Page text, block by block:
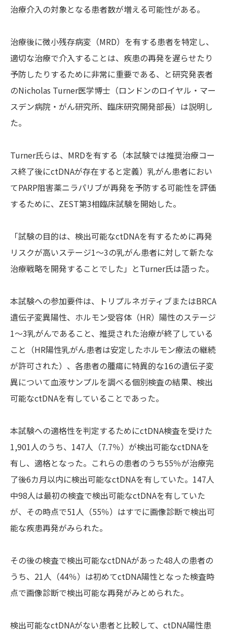
治療介入の対象となる患者数が増える可能性がある。
治療後に微小残存病変（MRD）を有する患者を特定し、
適切な治療で介入することは、疾患の再発を遅らせたり
予防したりするために非常に重要である、と研究発表者
のNicholas Turner医学博士（ロンドンのロイヤル・マー
スデン病院・がん研究所、臨床研究開発部長）は説明し
た。
Turner氏らは、MRDを有する（本試験では推奨治療コー
ス終了後にctDNAが存在すると定義）乳がん患者におい
てPARP阻害薬ニラパリブが再発を予防する可能性を評価
するために、ZEST第3相臨床試験を開始した。
「試験の目的は、検出可能なctDNAを有するために再発
リスクが高いステージ1〜3の乳がん患者に対して新たな
治療戦略を開発することでした」とTurner氏は語った。
本試験への参加要件は、トリプルネガティブまたはBRCA
遺伝子変異陽性、ホルモン受容体（HR）陽性のステージ
1～3乳がんであること、推奨された治療が終了している
こと（HR陽性乳がん患者は安定したホルモン療法の継続
が許可された）、各患者の腫瘍に特異的な16の遺伝子変
異について血液サンプルを調べる個別検査の結果、検出
可能なctDNAを有していることであった。
本試験への適格性を判定するためにctDNA検査を受けた
1,901人のうち、147人（7.7％）が検出可能なctDNAを
有し、適格となった。これらの患者のうち55％が治療完
了後6カ月以内に検出可能なctDNAを有していた。147人
中98人は最初の検査で検出可能なctDNAを有していた
が、その時点で51人（55％）はすでに画像診断で検出可
能な疾患再発がみられた。
その後の検査で検出可能なctDNAがあった48人の患者の
うち、21人（44％）は初めてctDNA陽性となった検査時
点で画像診断で検出可能な再発がみとめられた。
検出可能なctDNAがない患者と比較して、ctDNA陽性患